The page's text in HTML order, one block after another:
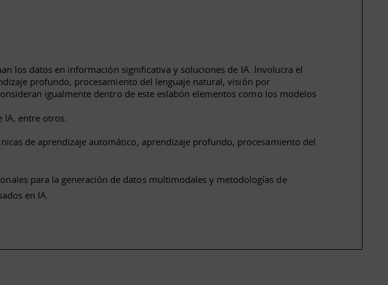
los datos en información significativa y soluciones de IA. Involucra el
profundo, procesamiento del lenguaje natural, visión por
igualmente dentro de este eslabón elementos como los modelos
IA, entre otros.
de aprendizaje automático, aprendizaje profundo, procesamiento del
para la generación de datos multimodales y metodologías de
en IA.